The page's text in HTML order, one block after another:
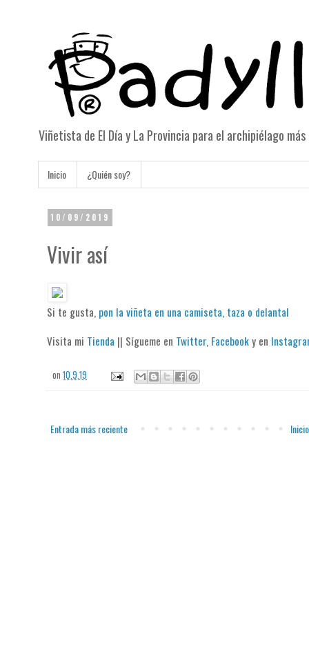
Viñetista de El Día y La Provincia para el archipiélago
Inicio ¿Quién soy?
10/09/2019
Vivir así
Si te gusta, pon la viñeta en una camiseta, taza o delantal
Visita mi Tienda || Sígueme en Twitter, Facebooky en
on10.9.19
Entrada más reciente Inicio